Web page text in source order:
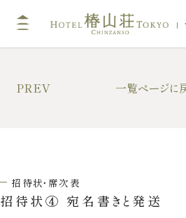
コ
神社挙式
招待状・席次表
招待状④ 宛名書きと発送
PREV 一覧ページに